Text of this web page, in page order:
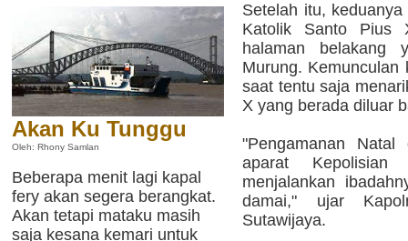
Akan Ku Tunggu
Oleh: Rhony Samlan
Beberapa menit lagi kapal
fery akan segera berangkat.
Akan tetapi mataku masih
saja kesana kemari untuk
Setelah itu,
Katolik Santo Pius
halaman belakang
Murung.
saat tentu saja
X yang berada diluar
"Pengamanan
aparat
menjalankan
damai," ujar
Sutawijaya.